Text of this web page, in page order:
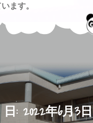
ます。
日: 2022年6月3日